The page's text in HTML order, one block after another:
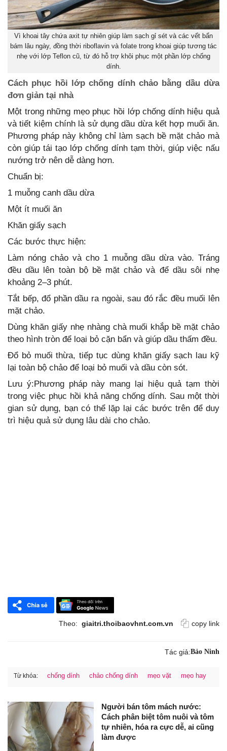
Vì khoai tây chứa axit tự nhiên giúp làm sạch gỉ sét và các vết bẩn
bám lâu ngày, đồng thời riboflavin và folate trong khoai giúp tương tác
nhẹ với lớp Teflon cũ, từ đó hỗ trợ khôi phục một phần lớp chống
dính.
Cách phục hồi lớp chống dính chảo bằng dầu dừa
đơn giản tại nhà
Một trong những mẹo phục hồi lớp chống dính hiệu quả
và tiết kiệm chính là sử dụng dầu dừa kết hợp muối ăn.
Phương pháp này không chỉ làm sạch bề mặt chảo mà
còn giúp tái tạo lớp chống dính tạm thời, giúp việc nấu
nướng trở nên dễ dàng hơn.
Chuẩn bị:
1 muỗng canh dầu dừa
Một ít muối ăn
Khăn giấy sạch
Các bước thực hiện:
Làm nóng chảo và cho 1 muỗng dầu dừa vào. Tráng
đều dầu lên toàn bộ bề mặt chảo và để dầu sôi nhẹ
khoảng 2–3 phút.
Tắt bếp, đổ phần dầu ra ngoài, sau đó rắc đều muối lên
mặt chảo.
Dùng khăn giấy nhẹ nhàng chà muối khắp bề mặt chảo
theo hình tròn để loại bỏ cặn bẩn và giúp dầu thấm đều.
Đổ bỏ muối thừa, tiếp tục dùng khăn giấy sạch lau kỹ
lại toàn bộ chảo để loại bỏ muối và dầu còn sót.
Lưu ý:Phương pháp này mang lại hiệu quả tạm thời
trong việc phục hồi khả năng chống dính. Sau một thời
gian sử dụng, bạn có thể lặp lại các bước trên để duy
trì hiệu quả sử dụng lâu dài cho chảo.
Theo: giaitri.thoibaovhnt.com.vn copy link
Tác giả:Bảo Ninh
Từ khóa: chống dính chảo chống dính mẹo vặt mẹo hay
Người bán tôm mách nước:
Cách phân biệt tôm nuôi và tôm
tự nhiên, hóa ra cực dễ, ai cũng
làm được